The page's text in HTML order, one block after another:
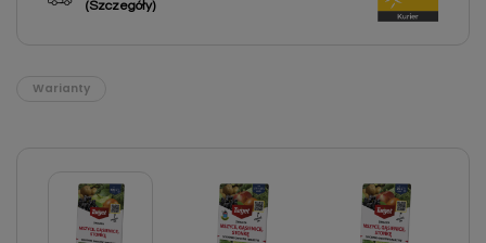
(Szczegóły)
Warianty